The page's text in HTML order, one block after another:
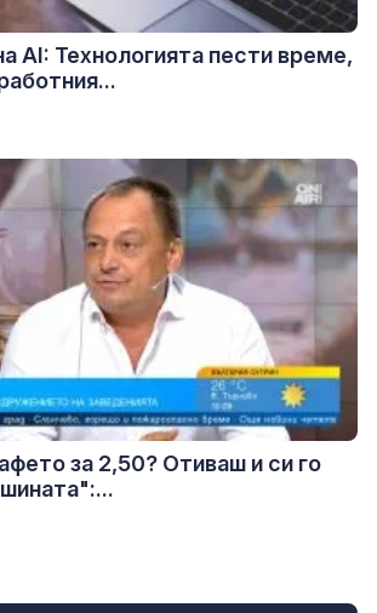
AI: Технологията пести време,
за 2,50? Отиваш и си го